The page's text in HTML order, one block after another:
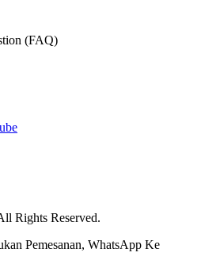
(FAQ)
Rights Reserved.
Pemesanan, WhatsApp Ke